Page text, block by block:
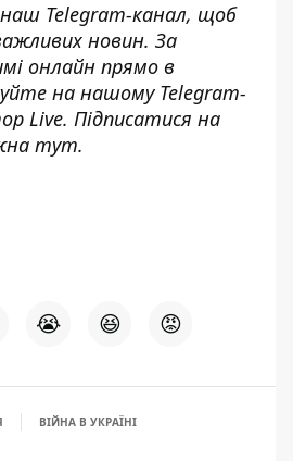
наш Telegram-канал, щоб
новин. За
онлайн прямо в
на нашому Telegram-
Live. Підписатися на
тут.
😭 😆 😡
ВІЙНА В УКРАЇНІ